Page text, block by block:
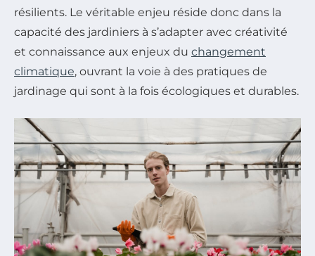
résilients. Le véritable enjeu réside donc dans la
capacité des jardiniers à s’adapter avec créativité
et connaissance aux enjeux du changement
climatique, ouvrant la voie à des pratiques de
jardinage qui sont à la fois écologiques et durables.